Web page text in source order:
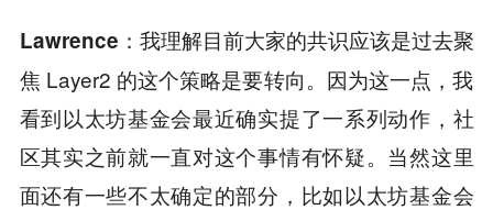
Lawrence： 我理解目前大家的共识应该是过去聚
焦 Layer2 的这个策略是要转向。因为这一点，我
看到以太坊基金会最近确实提了一系列动作，社
区其实之前就一直对这个事情有怀疑。当然这里
面还有一些不太确定的部分，比如以太坊基金会